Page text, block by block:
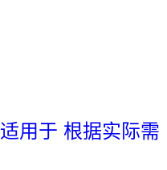
用于 根据实际需